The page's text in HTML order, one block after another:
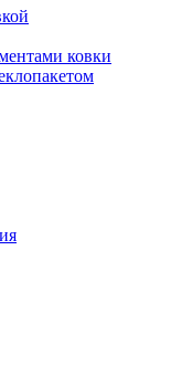
ковки